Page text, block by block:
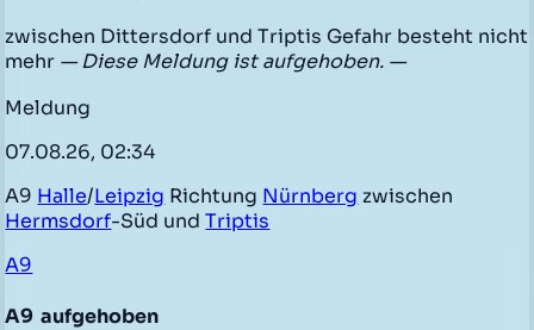
zwischen Dittersdorf und Triptis Gefahr besteht nicht
mehr — Diese Meldung ist aufgehoben. —
Meldung
07.08.26, 02:34
A9 Halle/Leipzig Richtung Nürnberg zwischen
Hermsdorf-Süd undTriptis
A9
A9 aufgehoben